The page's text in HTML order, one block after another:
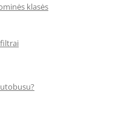
klasės